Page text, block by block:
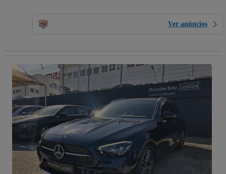
Ver anúncios